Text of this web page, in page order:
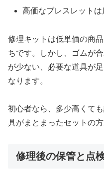
高価なブレスレット
修理キットは低単価の商
ちです。しかし、ゴムが
が少ない、必要な道具が
なります。
初心者なら、多少高くて
具がまとまったセットの
修理後の保管と点